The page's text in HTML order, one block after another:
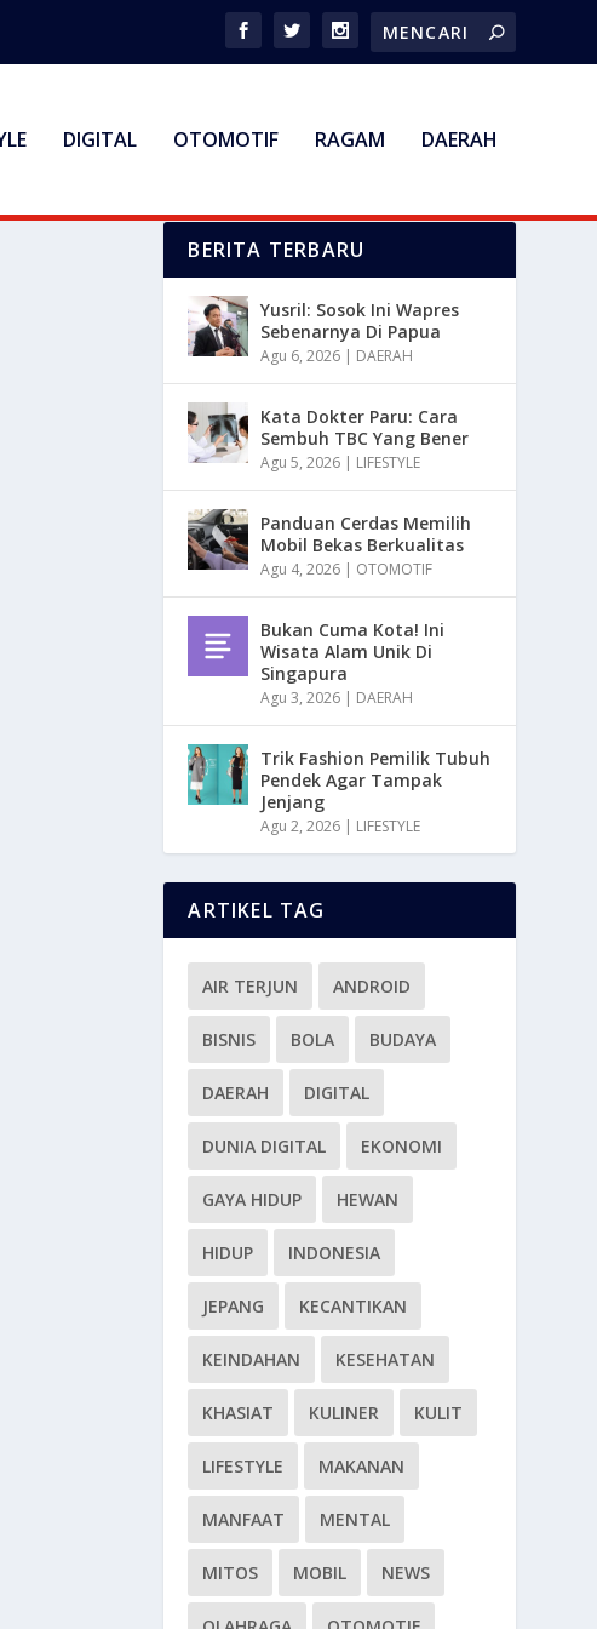
DIGITAL OTOMOTIF RAGAM DAERAH
BERITA TERBARU
Yusril: Sosok Ini Wapres
Sebenarnya Di Papua
Agu 6, 2026 | DAERAH
Kata Dokter Paru: Cara
Sembuh TBC Yang Bener
Agu 5, 2026 | LIFESTYLE
Panduan Cerdas Memilih
Mobil Bekas Berkualitas
Agu 4, 2026 | OTOMOTIF
Bukan Cuma Kota! Ini
Wisata Alam Unik Di
Singapura
Agu 3, 2026 | DAERAH
Trik Fashion Pemilik Tubuh
Pendek Agar Tampak
Jenjang
Agu 2, 2026 | LIFESTYLE
ARTIKEL TAG
AIR TERJUN ANDROID
BISNIS BOLA BUDAYA
DAERAH DIGITAL
DUNIA DIGITAL EKONOMI
GAYA HIDUP HEWAN
HIDUP INDONESIA
JEPANG KECANTIKAN
KEINDAHAN KESEHATAN
KHASIAT KULINER KULIT
LIFESTYLE MAKANAN
MANFAAT MENTAL
MITOS MOBIL NEWS